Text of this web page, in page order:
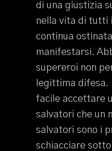
di una giustizia
nella vita di tutti
continua
manifestarsi.
supereroi non
legittima difesa.
facile accettare
salvatori che un
salvatori sono i
schiacciare